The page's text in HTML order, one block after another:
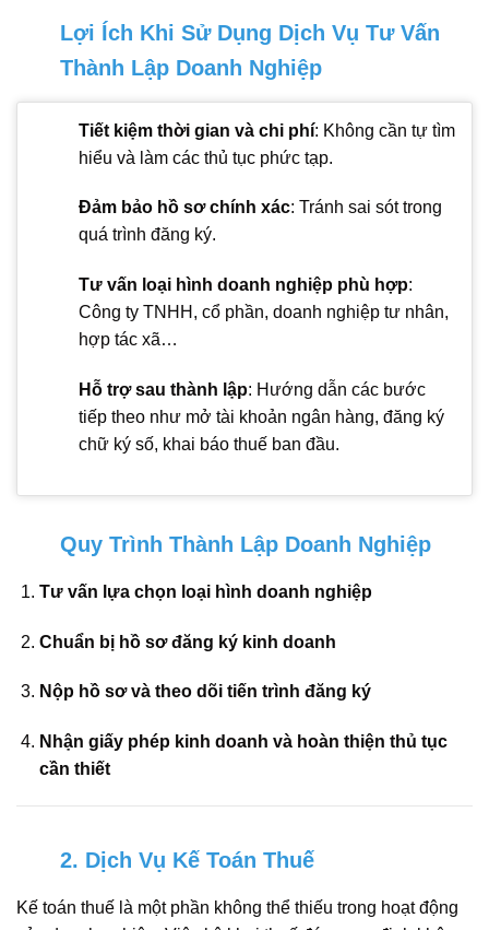
Lợi Ích Khi Sử Dụng Dịch Vụ Tư Vấn
Thành Lập Doanh Nghiệp
Tiết kiệm thời gian và chi phí: Không cần tự tìm
hiểu và làm các thủ tục phức tạp.
Đảm bảo hồ sơ chính xác: Tránh sai sót trong
quá trình đăng ký.
Tư vấn loại hình doanh nghiệp phù hợp:
Công ty TNHH, cổ phần, doanh nghiệp tư nhân,
hợp tác xã…
Hỗ trợ sau thành lập: Hướng dẫn các bước
tiếp theo như mở tài khoản ngân hàng, đăng ký
chữ ký số, khai báo thuế ban đầu.
Quy Trình Thành Lập Doanh Nghiệp
Tư vấn lựa chọn loại hình doanh nghiệp
Chuẩn bị hồ sơ đăng ký kinh doanh
Nộp hồ sơ và theo dõi tiến trình đăng ký
Nhận giấy phép kinh doanh và hoàn thiện thủ tục
cần thiết
2. Dịch Vụ Kế Toán Thuế
Kế toán thuế là một phần không thể thiếu trong hoạt động